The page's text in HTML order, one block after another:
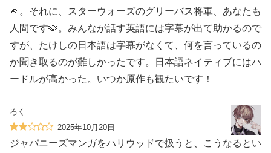
🫵。それに、スターウォーズのグリーバス将軍、あなたも
人間です🫶。みんなが話す英語には字幕が出て助かるので
すが、たけしの日本語は字幕がなくて、何を言っているの
か聞き取るのが難しかったです。日本語ネイティブにはハ
ードルが高かった。いつか原作も観たいです！
ろく
2025年10月20日
ジャパニーズマンガをハリウッドで扱うと、こうなるとい